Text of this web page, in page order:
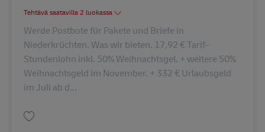
Tehtävä saatavilla 2 luokassa
Werde Postbote für Pakete und Briefe in
Niederkrüchten. Was wir bieten. 17,92 € Tarif-
Stundenlohn inkl. 50% Weihnachtsgel. + weitere 50%
Weihnachtsgeld im November. + 332 € Urlaubsgeld
im Juli ab d...